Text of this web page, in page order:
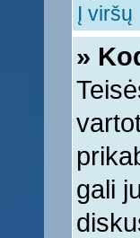
Į viršų
»
gali